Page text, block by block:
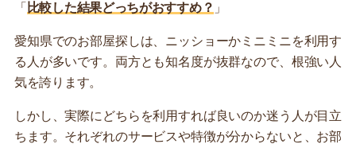
「 比較した結果どっちがおすすめ？ 」
愛知県でのお部屋探しは、ニッショーかミニミニを利用す
る人が多いです。両方とも知名度が抜群なので、根強い人
気を誇ります。
しかし、実際にどちらを利用すれば良いのか迷う人が目立
ちます。それぞれのサービスや特徴が分からないと、お部